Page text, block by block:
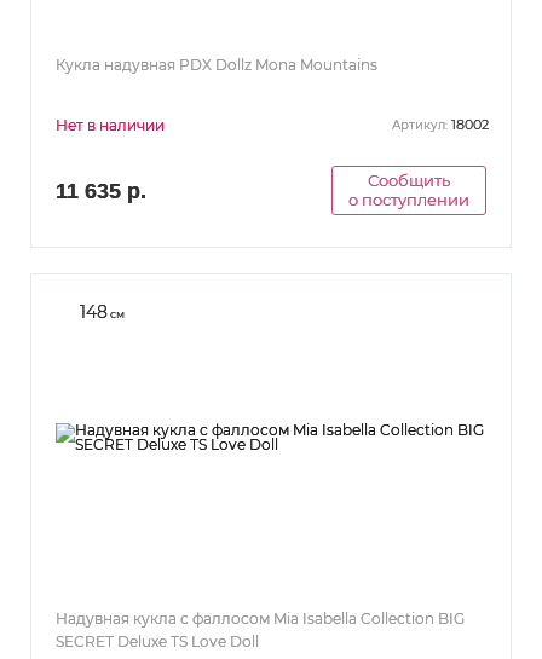
Кукла надувная PDX Dollz Mona Mountains
Нет в наличии Артикул: 18002
11 635 р.
Сообщить
о поступлении
148см
Надувная кукла с фаллосом Mia Isabella Collection BIG
SECRET Deluxe TS Love Doll